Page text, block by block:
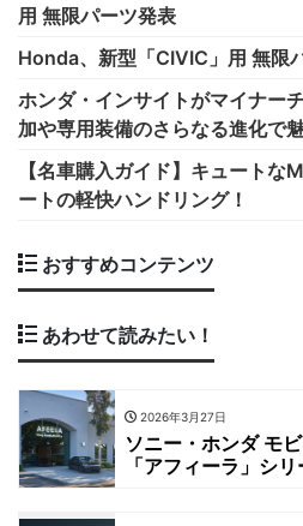
用 無限パーツ発表
Honda、新型「CIVIC」用 無限
ホンダ・インサイトがマイナー
加や専用装備のさらなる進化で
【名車購入ガイド】キュートな
ートの軽快ハンドリング！
おすすめコンテンツ
あわせて読みたい！
2026年3月27日
ソニー・ホンダ モ
「アフィーラ」シ